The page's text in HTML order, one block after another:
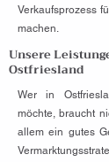
Verkaufsprozess
machen.
Unsere
Ostfriesland
Wer in
möchte, braucht
allem ein gutes